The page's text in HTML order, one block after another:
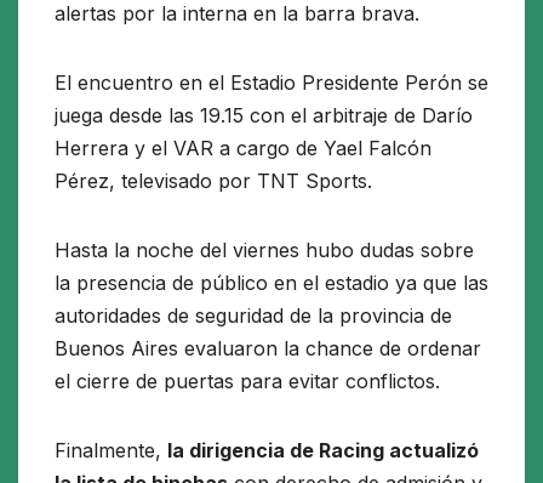
alertas por la interna en la barra brava.
El encuentro en el Estadio Presidente Perón se
juega desde las 19.15 con el arbitraje de Darío
Herrera y el VAR a cargo de Yael Falcón
Pérez, televisado por TNT Sports.
Hasta la noche del viernes hubo dudas sobre
la presencia de público en el estadio ya que las
autoridades de seguridad de la provincia de
Buenos Aires evaluaron la chance de ordenar
el cierre de puertas para evitar conflictos.
Finalmente, la dirigencia de Racing actualizó